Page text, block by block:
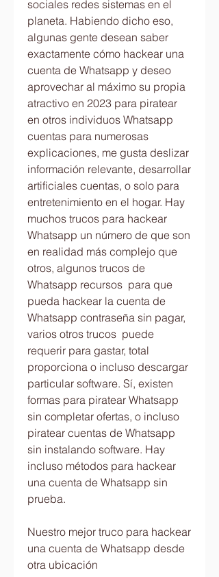
sociales redes sistemas en el
planeta. Habiendo dicho eso,
algunas gente desean saber
exactamente cómo hackear una
cuenta de Whatsapp y deseo
aprovechar al máximo su propia
atractivo en 2023 para piratear
en otros individuos Whatsapp
cuentas para numerosas
explicaciones, me gusta deslizar
información relevante, desarrollar
artificiales cuentas, o solo para
entretenimiento en el hogar. Hay
muchos trucos para hackear
Whatsapp un número de que son
en realidad más complejo que
otros, algunos trucos de
Whatsapp recursos  para que
pueda hackear la cuenta de
Whatsapp contraseña sin pagar,
varios otros trucos  puede
requerir para gastar, total
proporciona o incluso descargar
particular software. Sí, existen
formas para piratear Whatsapp
sin completar ofertas, o incluso
piratear cuentas de Whatsapp
sin instalando software. Hay
incluso métodos para hackear
una cuenta de Whatsapp sin
prueba.
Nuestro mejor truco para hackear
una cuenta de Whatsapp desde
otra ubicación